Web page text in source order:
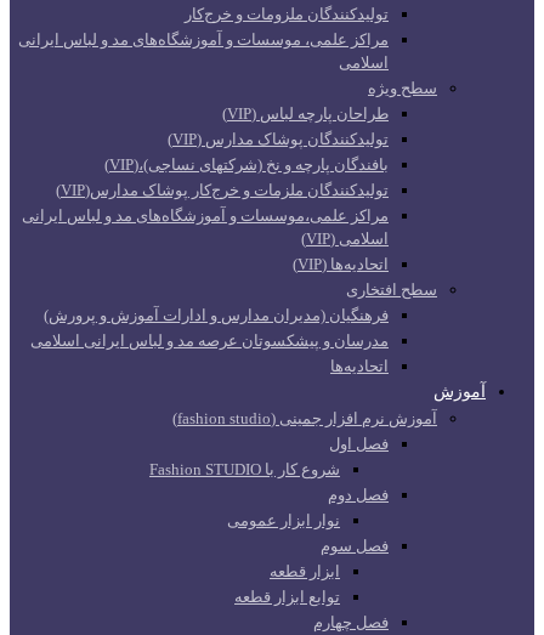
تولیدکنندگان ملزومات و خرج‌کار
مراکز علمی، موسسات و آموزشگاه‌های مد و لباس ایرانی
اسلامی
سطح ویژه
طراحان پارچه لباس (VIP)
تولیدکنندگان پوشاک مدارس (VIP)
بافندگان پارچه و نخ (شرکتهای نساجی)،(VIP)
تولیدکنندگان ملزمات و خرج‌کار پوشاک مدارس(VIP)
مراکز علمی،موسسات و آموزشگاه‌های مد و لباس ایرانی
اسلامی (VIP)
اتحادیه‌ها (VIP)
سطح افتخاری
فرهنگیان (مدیران مدارس و ادارات آموزش و پرورش)
مدرسان و پیشکسوتان عرصه مد و لباس ایرانی اسلامی
اتحادیه‌ها
آموزش
آموزش نرم افزار جمینی (fashion studio)
فصل اول
شروع کار با Fashion STUDIO
فصل دوم
نوار ابزار عمومی
فصل سوم
ابزار قطعه
توابع ابزار قطعه
فصل چهارم